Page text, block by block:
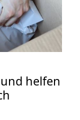
helfen